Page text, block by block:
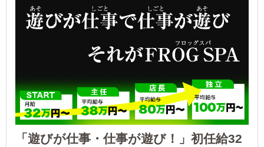
「遊びが仕事・仕事が遊び！」初任給32